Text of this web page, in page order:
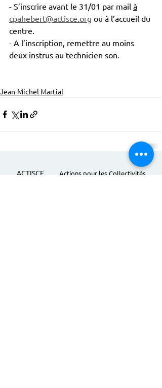
- S’inscrire avant le 31/01 par mail à
cpahebert@actisce.org ou à l’accueil du
centre.
- A l’inscription, remettre au moins
deux instrus au technicien son.
Jean-Michel Martial
ACTISCE
Actions pour les Collectivités